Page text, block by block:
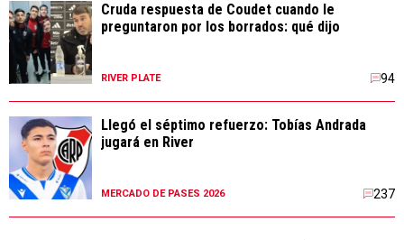
Cruda respuesta de Coudet cuando le
preguntaron por los borrados: qué dijo
RIVER PLATE 94
Llegó el séptimo refuerzo: Tobías Andrada
jugará en River
MERCADO DE PASES 2026 237